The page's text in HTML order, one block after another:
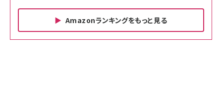
Amazonランキングをもっと見る